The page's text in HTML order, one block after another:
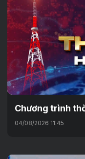
Chương trình
04/08/2026 11:45